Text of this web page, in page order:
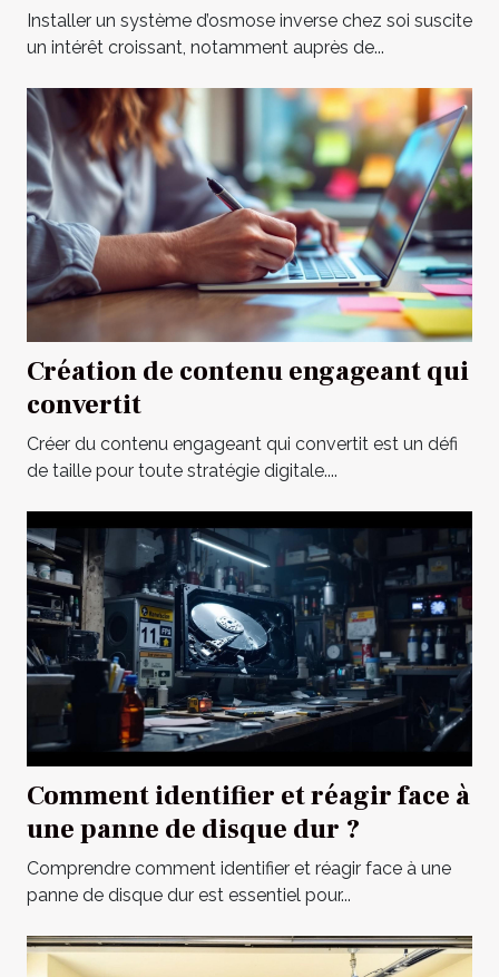
Installer un système d’osmose inverse chez soi suscite
un intérêt croissant, notamment auprès de...
Création de contenu engageant qui
convertit
Créer du contenu engageant qui convertit est un défi
de taille pour toute stratégie digitale....
Comment identifier et réagir face à
une panne de disque dur ?
Comprendre comment identifier et réagir face à une
panne de disque dur est essentiel pour...